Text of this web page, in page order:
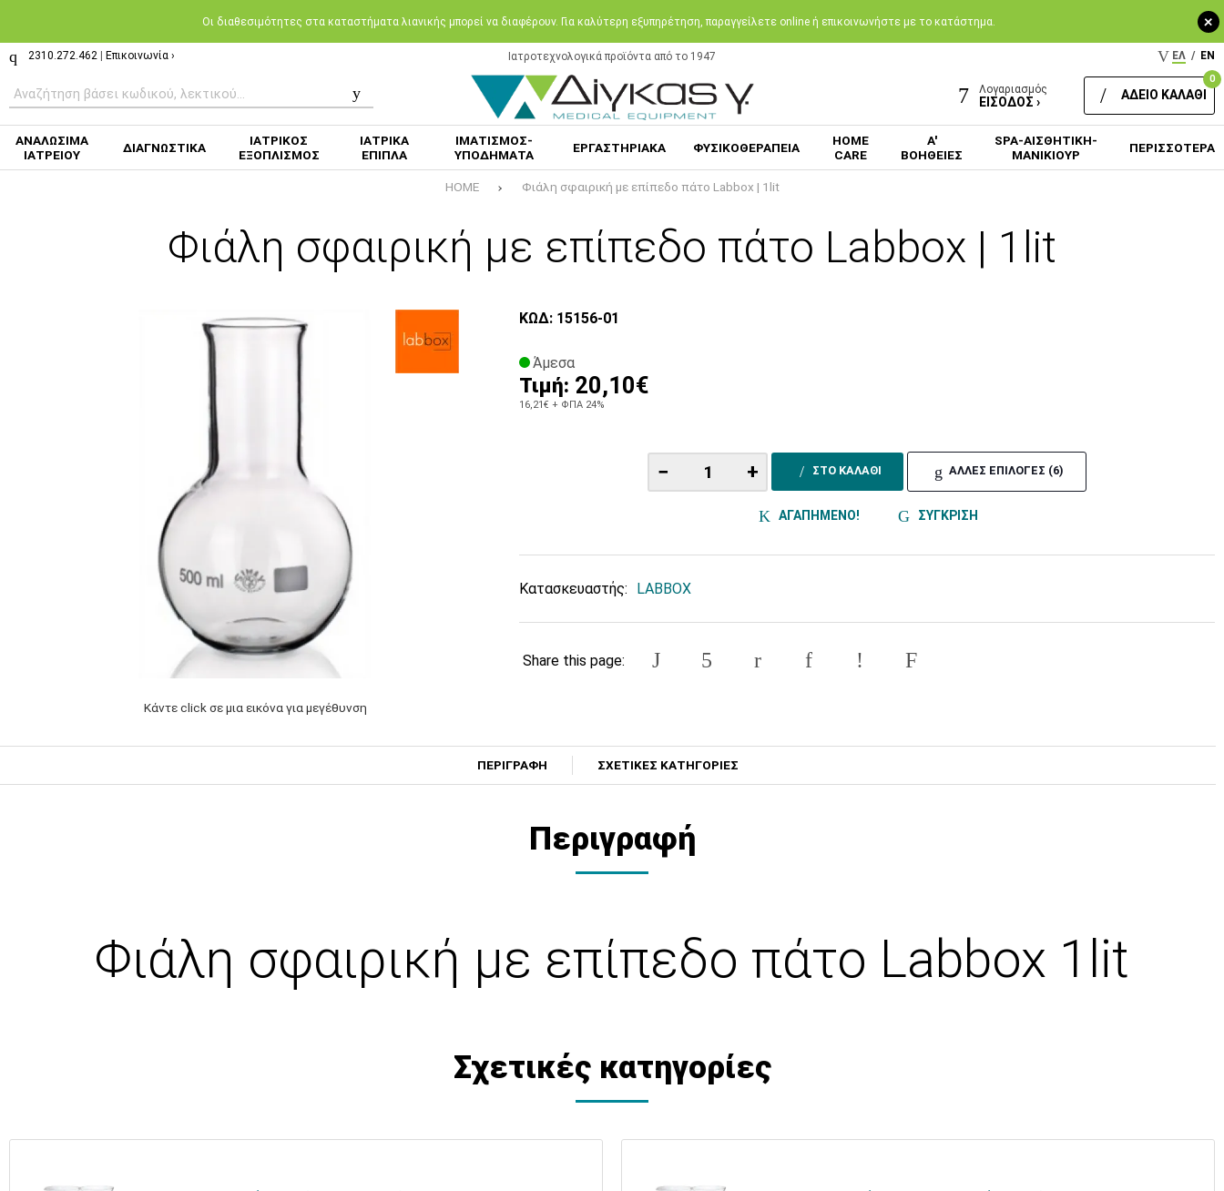
+
Oι διαθεσιμότητες στα καταστήματα λιανικής μπορεί να διαφέρουν. Για καλύτερη εξυπηρέτηση, παραγγείλετε online ή επικοινωνήστε με το κατάστημα.
2310.272.462 Επικοινωνία › Ιατροτεχνολογικά προϊόντα από το 1947 ΕΛ / EN
Λογαριασμός
ΕΙΣΟΔΟΣ ›
0
ΑΔΕΙΟ ΚΑΛΑΘΙ
ΑΝΑΛΩΣΙΜΑ
ΙΑΤΡΕΙΟΥ
ΔΙΑΓΝΩΣΤΙΚΑ
ΙΑΤΡΙΚΟΣ
ΕΞΟΠΛΙΣΜΟΣ
ΙΑΤΡΙΚΑ
ΕΠΙΠΛΑ
ΙΜΑΤΙΣΜΟΣ-
ΥΠΟΔΗΜΑΤΑ
ΕΡΓΑΣΤΗΡΙΑΚΑ ΦΥΣΙΚΟΘΕΡΑΠΕΙΑ
HOME
CARE
Α'
ΒΟΗΘΕΙΕΣ
SPA-ΑΙΣΘΗΤΙΚΗ-
ΜΑΝΙΚΙΟΥΡ
ΠΕΡΙΣΣΟΤΕΡΑ
HOME Φιάλη σφαιρική με επίπεδο πάτο Labbox | 1lit
Φιάλη σφαιρική με επίπεδο πάτο Labbox | 1lit
Κάντε click σε μια εικόνα για μεγέθυνση
ΚΩΔ: 15156-01
Άμεσα
Τιμή: 20,10€
16,21€ + ΦΠΑ 24%
− + ΣΤΟ ΚΑΛΑΘΙ ΑΛΛΕΣ ΕΠΙΛΟΓΕΣ (6)
ΑΓΑΠΗΜΕΝΟ! ΣΥΓΚΡΙΣΗ
Κατασκευαστής: LABBOX
Share this page:
ΠΕΡΙΓΡΑΦΗ ΣΧΕΤΙΚΕΣ ΚΑΤΗΓΟΡΙΕΣ
Περιγραφή
Φιάλη σφαιρική με επίπεδο πάτο Labbox 1lit
Σχετικές κατηγορίες